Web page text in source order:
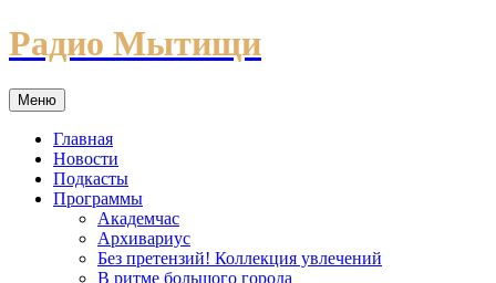
Перейти
к
Радио Мытищи
Меню
Главная
Новости
Подкасты
Программы
Академчас
Архивариус
Без претензий! Коллекция увлечений
В ритме большого города